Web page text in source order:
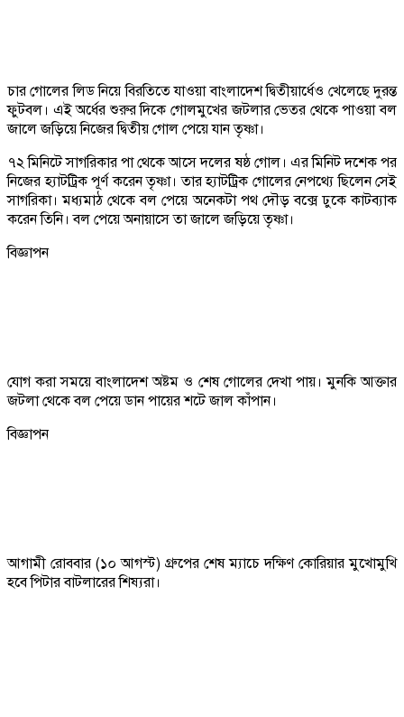
চার গোলের লিড নিয়ে বিরতিতে যাওয়া বাংলাদেশ দ্বিতীয়ার্ধেও খেলেছে দুরন্ত
ফুটবল। এই অর্ধের শুরুর দিকে গোলমুখের জটলার ভেতর থেকে পাওয়া বল
জালে জড়িয়ে নিজের দ্বিতীয় গোল পেয়ে যান তৃষ্ণা।
৭২ মিনিটে সাগরিকার পা থেকে আসে দলের ষষ্ঠ গোল। এর মিনিট দশেক পর
নিজের হ্যাটট্রিক পূর্ণ করেন তৃষ্ণা। তার হ্যাটট্রিক গোলের নেপথ্যে ছিলেন সেই
সাগরিকা। মধ্যমাঠ থেকে বল পেয়ে অনেকটা পথ দৌড় বক্সে ঢুকে কাটব্যাক
করেন তিনি। বল পেয়ে অনায়াসে তা জালে জড়িয়ে তৃষ্ণা।
বিজ্ঞাপন
যোগ করা সময়ে বাংলাদেশ অষ্টম ও শেষ গোলের দেখা পায়। মুনকি আক্তার
জটলা থেকে বল পেয়ে ডান পায়ের শটে জাল কাঁপান।
বিজ্ঞাপন
আগামী রোববার (১০ আগস্ট) গ্রুপের শেষ ম্যাচে দক্ষিণ কোরিয়ার মুখোমুখি
হবে পিটার বাটলারের শিষ্যরা।